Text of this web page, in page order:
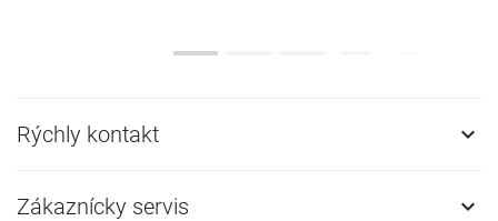
Rýchly kontakt 
Zákaznícky servis 